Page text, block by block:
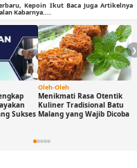
Kepoin Ikut Baca Juga Artikelnya
Kabarnya....
Sukses
Oleh-Oleh
Menikmati Rasa Otentik
Kuliner Tradisional Batu
Malang yang Wajib Dicoba
❯